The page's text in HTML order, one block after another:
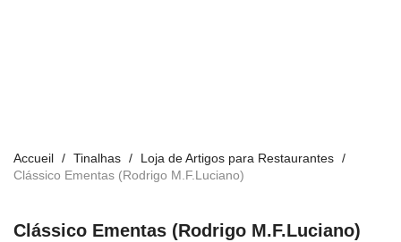
Accueil Tinalhas
Loja de Artigos para Restaurantes
Clássico Ementas (Rodrigo M.F.Luciano)
Clássico Ementas (Rodrigo M.F.Luciano)